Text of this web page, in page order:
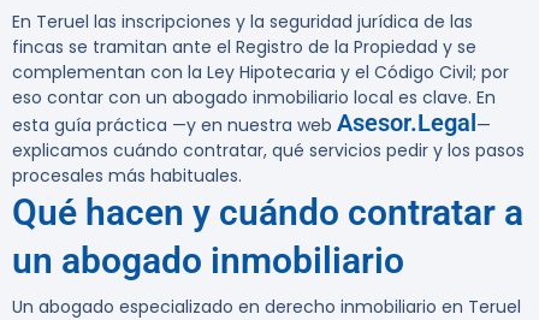
En Teruel las inscripciones y la seguridad jurídica de las
fincas se tramitan ante el Registro de la Propiedad y se
complementan con la Ley Hipotecaria y el Código Civil; por
eso contar con un abogado inmobiliario local es clave. En
esta guía práctica —y en nuestra web Asesor.Legal—
explicamos cuándo contratar, qué servicios pedir y los pasos
procesales más habituales.
Qué hacen y cuándo contratar a
un abogado inmobiliario
Un abogado especializado en derecho inmobiliario en Teruel